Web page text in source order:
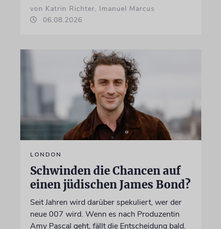
von Katrin Richter, Imanuel Marcus
06.08.2026
LONDON
Schwinden die Chancen auf
einen jüdischen James Bond?
Seit Jahren wird darüber spekuliert, wer der
neue 007 wird. Wenn es nach Produzentin
Amy Pascal geht, fällt die Entscheidung bald.